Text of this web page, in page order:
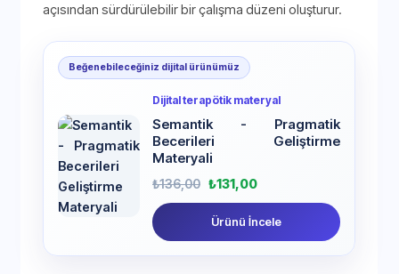
açısından sürdürülebilir bir çalışma düzeni oluşturur.
Beğenebileceğiniz dijital ürünümüz
Dijital terapötik materyal
Semantik - Pragmatik
Becerileri Geliştirme
Materyali
₺136,00 ₺131,00
Ürünü İncele